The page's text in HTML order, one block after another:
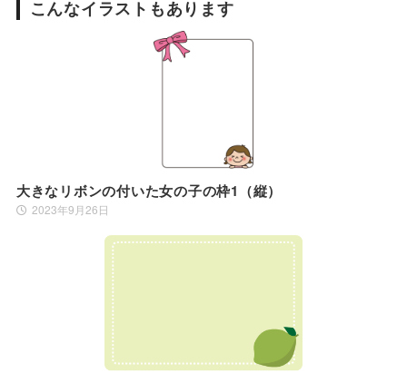
こんなイラストもあります
大きなリボンの付いた女の子の枠1（縦）
2023年9月26日